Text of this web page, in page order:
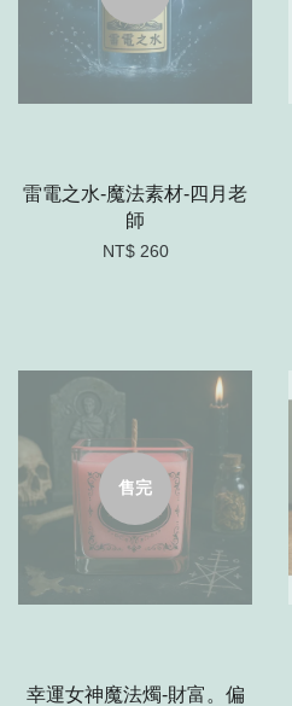
雷電之水-魔法素材-四月老
師
NT$ 260
售完
幸運女神魔法燭-財富。偏